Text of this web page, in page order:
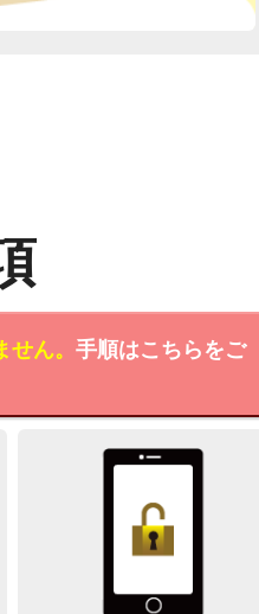
ん。 手順はこちらをご